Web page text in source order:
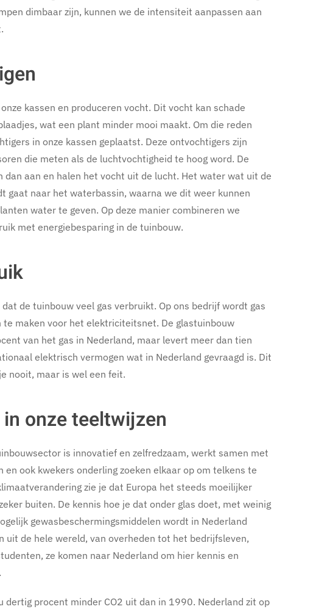
dimbaar zijn, kunnen we de intensiteit aanpassen aan
kassen en produceren vocht. Dit vocht kan schade
wat een plant minder mooi maakt. Om die reden
in onze kassen geplaatst. Deze ontvochtigers zijn
die meten als de luchtvochtigheid te hoog word. De
dan aan en halen het vocht uit de lucht. Het water wat uit de
gaat naar het waterbassin, waarna we dit weer kunnen
water te geven. Op deze manier combineren we
met energiebesparing in de tuinbouw.
dat de tuinbouw veel gas verbruikt. Op ons bedrijf wordt gas
te maken voor het elektriciteitsnet. De glastuinbouw
van het gas in Nederland, maar levert meer dan tien
elektrisch vermogen wat in Nederland gevraagd is. Dit
nooit, maar is wel een feit.
onze teeltwijzen
is innovatief en zelfredzaam, werkt samen met
en ook kwekers onderling zoeken elkaar op om telkens te
zie je dat Europa het steeds moeilijker
buiten. De kennis hoe je dat onder glas doet, met weinig
gewasbeschermingsmiddelen wordt in Nederland
uit de hele wereld, van overheden tot het bedrijfsleven,
ze komen naar Nederland om hier kennis en
dertig procent minder CO2 uit dan in 1990. Nederland zit op